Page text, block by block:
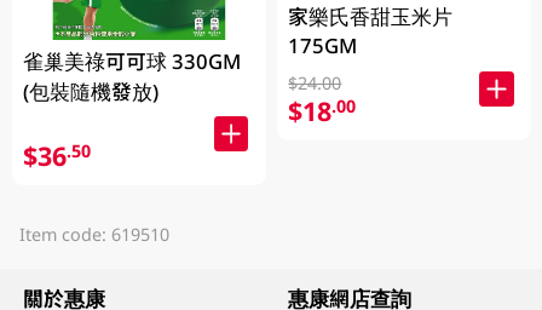
雀巢美祿可可球 330GM
(包裝隨機發放)
$36.50
家樂氏香甜玉米片
175GM
$24.00
$18.00
Item code: 619510
關於惠康 惠康網店查詢